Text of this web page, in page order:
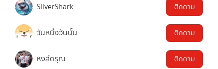
SilverShark ติดตาม
วันหนึ่งวันนั้น ติดตาม
หงส์ดรุณ ติดตาม